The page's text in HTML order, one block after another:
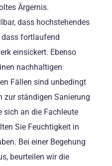
Ärgernis.
dass hochstehendes
dass fortlaufend
einsickert. Ebenso
nachhaltigen
Fällen sind unbedingt
zur ständigen Sanierung
sich an die Fachleute
Sie Feuchtigkeit in
Bei einer Begehung
beurteilen wir die